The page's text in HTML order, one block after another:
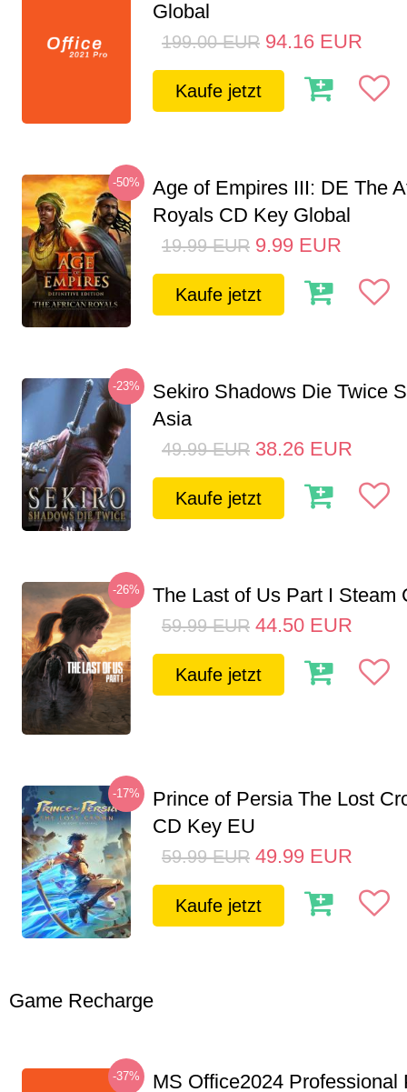
Global
199.00 EUR 94.16 EUR
Kaufe jetzt
-50%
Age of Empires III: DE The
Royals CD Key Global
19.99 EUR 9.99 EUR
Kaufe jetzt
-23%
Sekiro Shadows Die Twice
Asia
49.99 EUR 38.26 EUR
Kaufe jetzt
-26% The Last of Us Part I Steam
59.99 EUR 44.50 EUR
Kaufe jetzt
-17%
Prince of Persia The Lost
CD Key EU
59.99 EUR 49.99 EUR
Kaufe jetzt
Game Recharge
-37% MS Office2024 Professional